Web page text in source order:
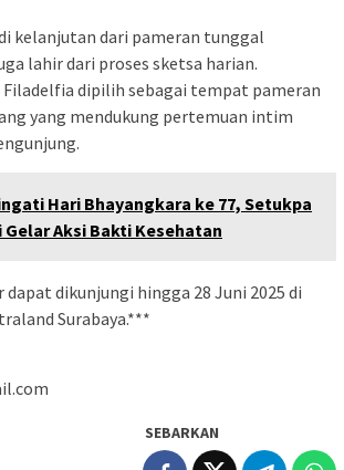
kelanjutan dari pameran tunggal
lahir dari proses sketsa harian.
Filadelfia dipilih sebagai tempat pameran
yang mendukung pertemuan intim
Hari Bhayangkara ke 77, Setukpa
Aksi Bakti Kesehatan
dapat dikunjungi hingga 28 Juni 2025 di
Surabaya.***
SEBARKAN